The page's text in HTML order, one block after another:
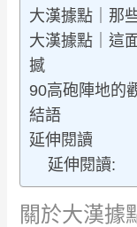
大漢據點｜那
大漢據點｜這
撼
90高砲陣地的
結語
延伸閱讀
延伸閱讀:
關於大漢據